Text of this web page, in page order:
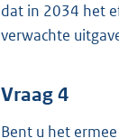
dat in 2034 het
verwachte
Vraag 4
Bent u het